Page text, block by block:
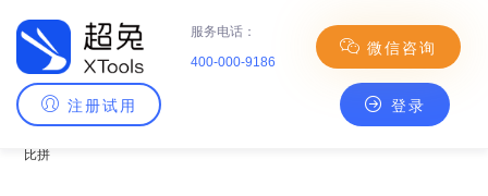
服务电话：
400-000-9186
微信咨询
注册试用 登录
主页>CRM百科> 2026 企业数字化 CRM 深度测评：多品牌综合实力横向
比拼